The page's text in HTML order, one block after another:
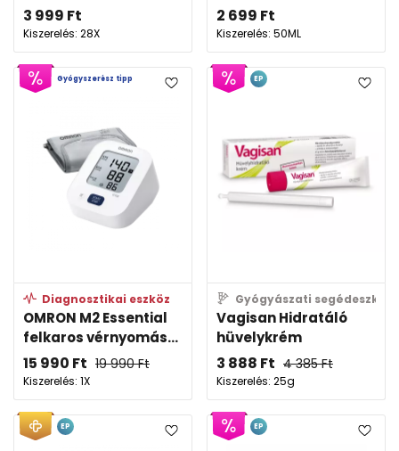
3 999 Ft
Kiszerelés: 28X
2 699 Ft
Kiszerelés: 50ML
Diagnosztikai eszköz
OMRON M2 Essential
felkaros vérnyomás...
15 990 Ft 19 990Ft
Kiszerelés: 1X
Gyógyszerész tipp
Gyógyászati segédeszköz
Vagisan Hidratáló
hüvelykrém
3 888 Ft 4 385Ft
Kiszerelés: 25g
EP
EP EP